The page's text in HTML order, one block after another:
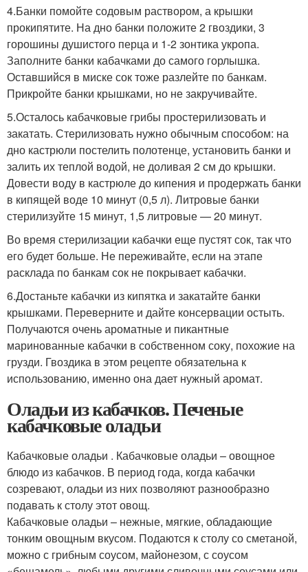
4.Банки помойте содовым раствором, а крышки
прокипятите. На дно банки положите 2 гвоздики, 3
горошины душистого перца и 1-2 зонтика укропа.
Заполните банки кабачками до самого горлышка.
Оставшийся в миске сок тоже разлейте по банкам.
Прикройте банки крышками, но не закручивайте.
5.Осталось кабачковые грибы простерилизовать и
закатать. Стерилизовать нужно обычным способом: на
дно кастрюли постелить полотенце, установить банки и
залить их теплой водой, не доливая 2 см до крышки.
Довести воду в кастрюле до кипения и продержать банки
в кипящей воде 10 минут (0,5 л). Литровые банки
стерилизуйте 15 минут, 1,5 литровые — 20 минут.
Во время стерилизации кабачки еще пустят сок, так что
его будет больше. Не переживайте, если на этапе
расклада по банкам сок не покрывает кабачки.
6.Достаньте кабачки из кипятка и закатайте банки
крышками. Переверните и дайте консервации остыть.
Получаются очень ароматные и пикантные
маринованные кабачки в собственном соку, похожие на
грузди. Гвоздика в этом рецепте обязательна к
использованию, именно она дает нужный аромат.
Оладьи из кабачков. Печеные
кабачковые оладьи
Кабачковые оладьи . Кабачковые оладьи – овощное
блюдо из кабачков. В период года, когда кабачки
созревают, оладьи из них позволяют разнообразно
подавать к столу этот овощ.
Кабачковые оладьи – нежные, мягкие, обладающие
тонким овощным вкусом. Подаются к столу со сметаной,
можно с грибным соусом, майонезом, с соусом